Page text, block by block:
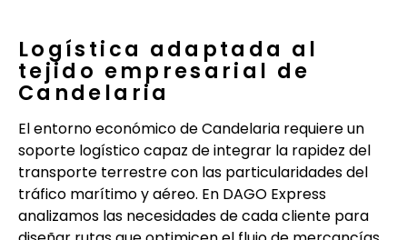
Logística adaptada al
tejido empresarial de
Candelaria
El entorno económico de Candelaria requiere un
soporte logístico capaz de integrar la rapidez del
transporte terrestre con las particularidades del
tráfico marítimo y aéreo. En DAGO Express
analizamos las necesidades de cada cliente para